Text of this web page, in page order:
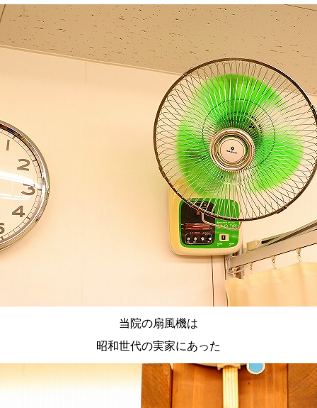
当院の扇風機は
昭和世代の実家にあった